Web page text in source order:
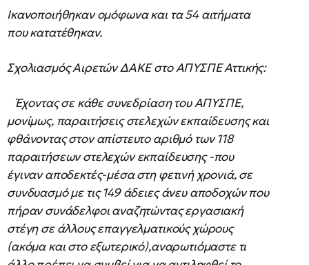
Ικανοποιήθηκαν ομόφωνα και τα 54 αιτήματα
που κατατέθηκαν.
Σχολιασμός Αιρετών ΔΑΚΕ στο ΑΠΥΣΠΕ Αττικής:
Έχοντας σε κάθε συνεδρίαση του ΑΠΥΣΠΕ,
μονίμως, παραιτήσεις στελεχών εκπαίδευσης και
φθάνοντας στον απίστευτο αριθμό των 118
παραιτήσεων στελεχών εκπαίδευσης -που
έγιναν αποδεκτές-μέσα στη φετινή χρονιά, σε
συνδυασμό με τις 149 άδειες άνευ αποδοχών που
πήραν συνάδελφοι αναζητώντας εργασιακή
στέγη σε άλλους επαγγελματικούς χώρους
(ακόμα και στο εξωτερικό),αναρωτιόμαστε τι